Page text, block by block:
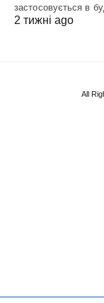
застосовується в
2 тижні ago
All